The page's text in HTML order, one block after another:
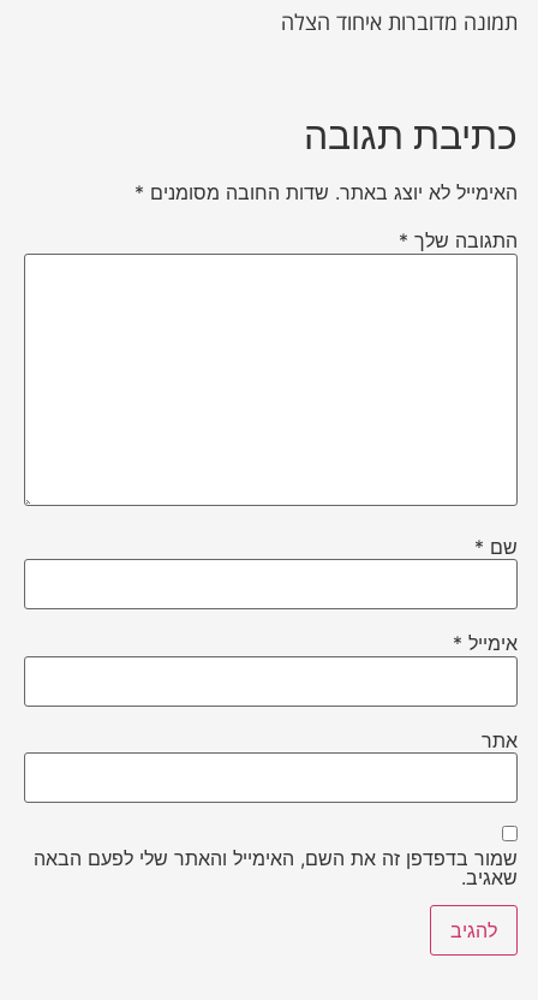
תמונה מדוברות איחוד הצלה
כתיבת תגובה
האימייל לא יוצג באתר. שדות החובה מסומנים *
התגובה שלך *
שם *
אימייל *
אתר
שמור בדפדפן זה את השם, האימייל והאתר שלי לפעם הבאה
שאגיב.